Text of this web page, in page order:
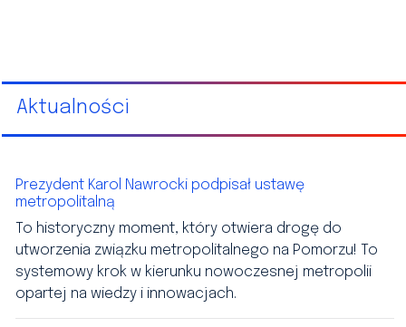
Aktualności
Prezydent Karol Nawrocki podpisał ustawę
metropolitalną
To historyczny moment, który otwiera drogę do
utworzenia związku metropolitalnego na Pomorzu! To
systemowy krok w kierunku nowoczesnej metropolii
opartej na wiedzy i innowacjach.